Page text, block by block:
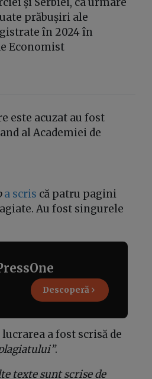
prăbușiri ale
în 2024 în
Economist
este acuzat au fost
al Academiei de
a scris că patru pagini
Au fost singurele
Descoperă
a fost scrisă de
.
texte sunt scrise de